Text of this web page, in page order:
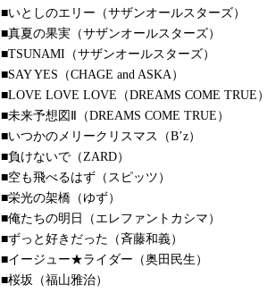
■いとしのエリー（サザンオールスターズ）
■真夏の果実（サザンオールスターズ）
■TSUNAMI（サザンオールスターズ）
■SAY YES（CHAGE and ASKA）
■LOVE LOVE LOVE（DREAMS COME TRUE）
■未来予想図Ⅱ（DREAMS COME TRUE）
■いつかのメリークリスマス（B’z）
■負けないで（ZARD）
■空も飛べるはず（スピッツ）
■栄光の架橋（ゆず）
■俺たちの明日（エレファントカシマ）
■ずっと好きだった（斉藤和義）
■イージュー★ライダー（奥田民生）
■桜坂（福山雅治）